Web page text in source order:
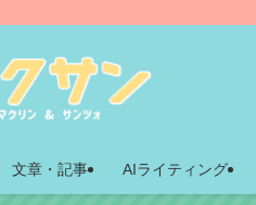
文章・記事 AIライティング